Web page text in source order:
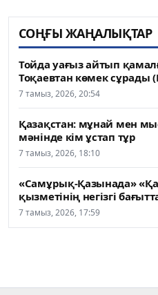
СОҢҒЫ ЖАҢАЛЫҚТАР
Тойда уағыз айтып
Тоқаевтан көмек сұрады
7 тамыз, 2026, 20:54
Қазақстан: мұнай мен
мәнінде кім ұстап тұр
7 тамыз, 2026, 18:10
«Самұрық-Қазынада»
қызметінің негізгі
7 тамыз, 2026, 17:59